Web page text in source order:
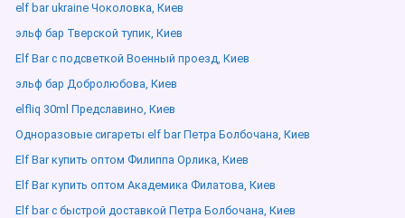
elf bar ukraine Чоколовка, Киев
эльф бар Тверской тупик, Киев
Elf Bar с подсветкой Военный проезд, Киев
эльф бар Добролюбова, Киев
elfliq 30ml Предславино, Киев
Одноразовые сигареты elf bar Петра Болбочана, Киев
Elf Bar купить оптом Филиппа Орлика, Киев
Elf Bar купить оптом Академика Филатова, Киев
Elf bar с быстрой доставкой Петра Болбочана, Киев